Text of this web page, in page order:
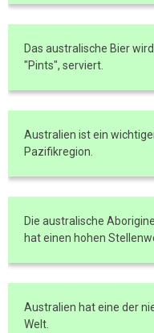
Das australische Bier
"Pints", serviert.
Australien ist ein
Pazifikregion.
Die australische
hat einen hohen
Australien hat eine der
Welt.